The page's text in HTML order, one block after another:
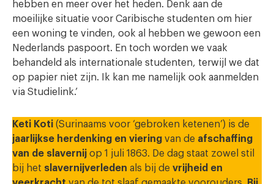
hebben en meer over het heden. Denk aan de
moeilijke situatie voor Caribische studenten om hier
een woning te vinden, ook al hebben we gewoon een
Nederlands paspoort. En toch worden we vaak
behandeld als internationale studenten, terwijl we dat
op papier niet zijn. Ik kan me namelijk ook aanmelden
via Studielink.’
Keti Koti (Surinaams voor ‘gebroken ketenen’) is de
jaarlijkse herdenking en viering van de afschaffing
van de slavernij op 1 juli 1863. De dag staat zowel stil
bij het slavernijverleden als bij de vrijheid en